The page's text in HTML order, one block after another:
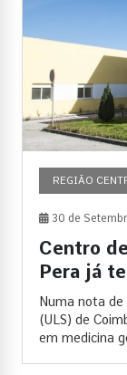
REGIÃO
30 de
Centro
Pera já
Numa nota de
(ULS) de
em medicina